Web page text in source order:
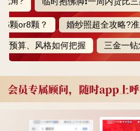
颗？ 婚纱照超全攻略?准新
、风格如何把握 三金一钻怎